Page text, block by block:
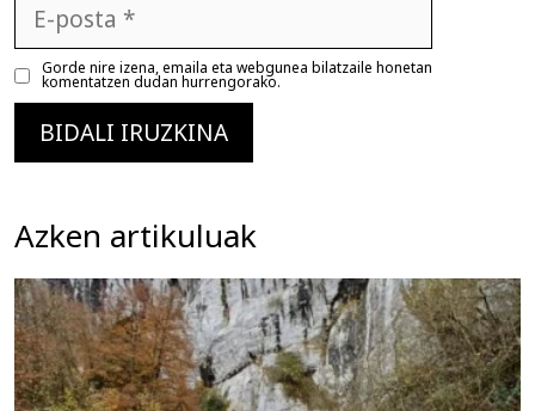
posta
Gorde nire izena, emaila eta webgunea bilatzaile honetan
komentatzen dudan hurrengorako.
Azken artikuluak